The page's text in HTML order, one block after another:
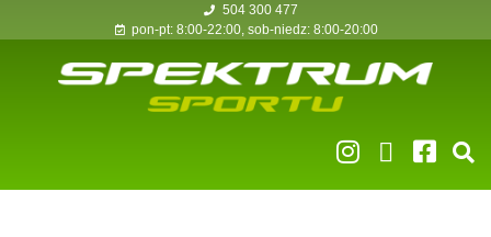
504 300 477
pon-pt: 8:00-22:00, sob-niedz: 8:00-20:00